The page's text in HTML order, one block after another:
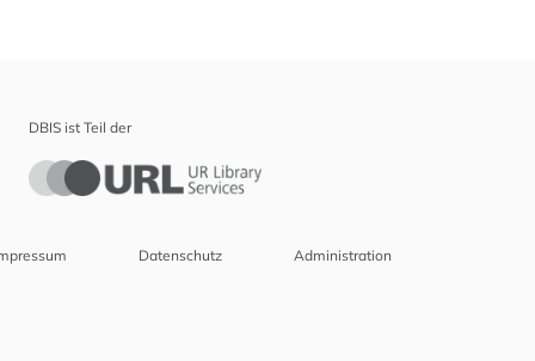
DBIS ist Teil der
Datenschutz Administration